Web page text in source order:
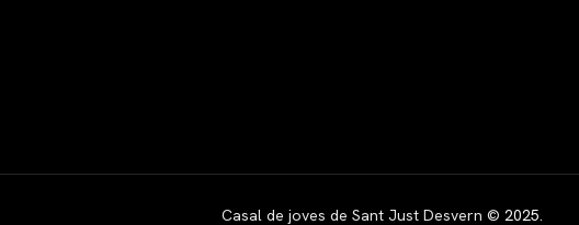
Casal de joves de Sant Just Desvern © 2025.